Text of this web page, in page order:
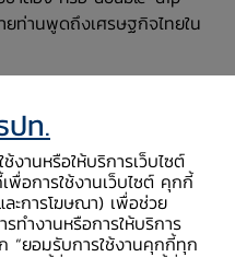
ยท่านพูดถึงเศรษฐกิจไทยใน
กิจไทยจะถดถอยซ้ำสองมี
ใจว่า ถ้าเราไม่โชคร้าย
รมาสสุดท้ายแล้ว ที่เราจะ
อเทียบกับระยะเดียวกันของ
ฐกิจไทยขยายเป็นบวกใน
ปท.
านหรือให้บริการเว็บไซต์
อการใช้งานเว็บไซต์ คุกกี้
ละการโฆษณา) เพื่อช่วย
ทำงานหรือการให้บริการ
“ยอมรับการใช้งานคุกกี้ทุก